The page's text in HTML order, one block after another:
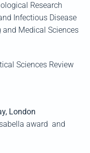
Research
Infectious Disease
Medical Sciences
Sciences Review
London
award and